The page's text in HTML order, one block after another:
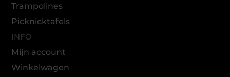
Trampolines
Picknicktafels
INFO
Mijn account
Winkelwagen